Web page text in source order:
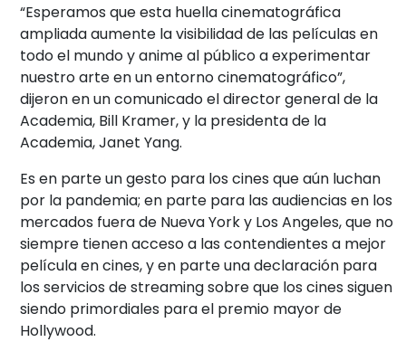
“Esperamos que esta huella cinematográfica
ampliada aumente la visibilidad de las películas en
todo el mundo y anime al público a experimentar
nuestro arte en un entorno cinematográfico”,
dijeron en un comunicado el director general de la
Academia, Bill Kramer, y la presidenta de la
Academia, Janet Yang.
Es en parte un gesto para los cines que aún luchan
por la pandemia; en parte para las audiencias en los
mercados fuera de Nueva York y Los Angeles, que no
siempre tienen acceso a las contendientes a mejor
película en cines, y en parte una declaración para
los servicios de streaming sobre que los cines siguen
siendo primordiales para el premio mayor de
Hollywood.